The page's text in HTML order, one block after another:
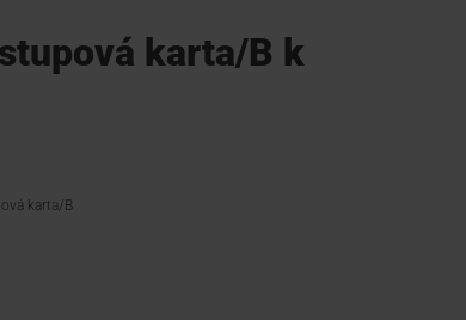
karta/B k
karta/B